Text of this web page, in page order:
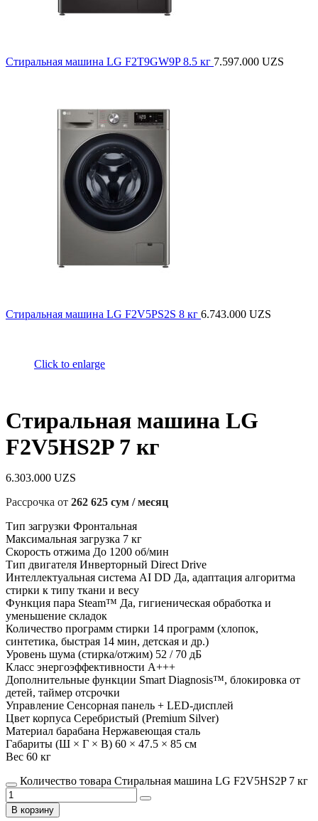
Стиральная машина LG F2T9GW9P 8.5 кг 7.597.000 UZS
Стиральная машина LG F2V5PS2S 8 кг 6.743.000 UZS
Click to enlarge
Стиральная машина LG
F2V5HS2P 7 кг
6.303.000 UZS
Рассрочка от 262 625 сум / месяц
Тип загрузки Фронтальная
Максимальная загрузка 7 кг
Скорость отжима До 1200 об/мин
Тип двигателя Инверторный Direct Drive
Интеллектуальная система AI DD Да, адаптация алгоритма
стирки к типу ткани и весу
Функция пара Steam™ Да, гигиеническая обработка и
уменьшение складок
Количество программ стирки 14 программ (хлопок,
синтетика, быстрая 14 мин, детская и др.)
Уровень шума (стирка/отжим) 52 / 70 дБ
Класс энергоэффективности A+++
Дополнительные функции Smart Diagnosis™, блокировка от
детей, таймер отсрочки
Управление Сенсорная панель + LED-дисплей
Цвет корпуса Серебристый (Premium Silver)
Материал барабана Нержавеющая сталь
Габариты (Ш × Г × В) 60 × 47.5 × 85 см
Вес 60 кг
Количество товара Стиральная машина LG F2V5HS2P 7 кг
В корзину